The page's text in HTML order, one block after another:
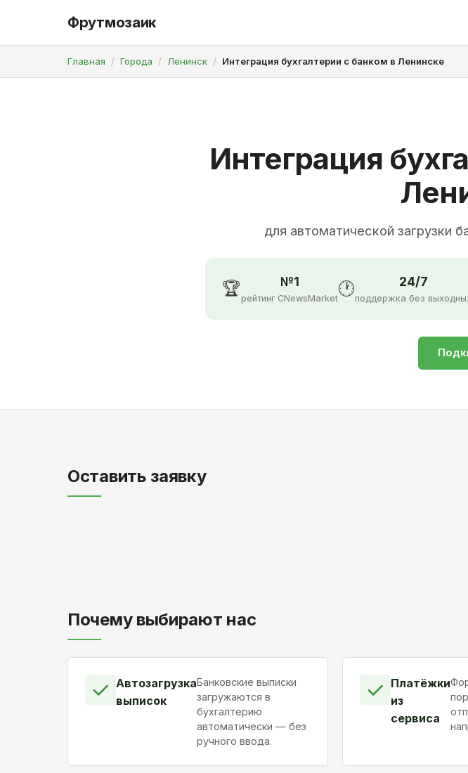
Фрутмозаик
Главная Города Ленинск Интеграция бухгалтерии с банком в Ленинске
Интеграция
для автоматической загрузки
🏆 №1
рейтинг CNewsMarket🕐 24/7
поддержка без
Оставить заявку
Почему выбирают нас
✓ Автозагрузка
выписок
Банковские выписки
загружаются в
бухгалтерию
автоматически — без
ручного ввода.
✓ Платёжки
из
сервиса